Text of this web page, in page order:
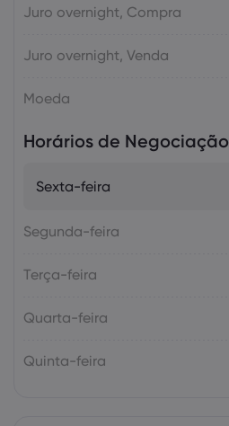
Juro overnight, Compra
Juro overnight, Venda
Moeda
Horários de Negociação
Sexta-feira
Segunda-feira
Terça-feira
Quarta-feira
Quinta-feira